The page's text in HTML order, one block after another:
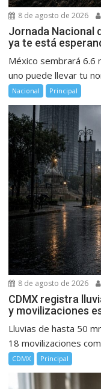
8 de agosto de 2026
Jornada Nacional
ya te está
México sembrará 6.6
uno puede llevar tu
Nacional Principal
8 de agosto de 2026
CDMX registra
y movilizaciones
Lluvias de hasta 50
18 movilizaciones
CDMX Principal